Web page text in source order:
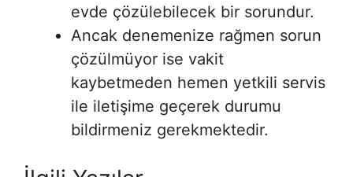
evde çözülebilecek bir sorundur.
Ancak denemenize rağmen sorun
çözülmüyor ise vakit
kaybetmeden hemen yetkili servis
ile iletişime geçerek durumu
bildirmeniz gerekmektedir.